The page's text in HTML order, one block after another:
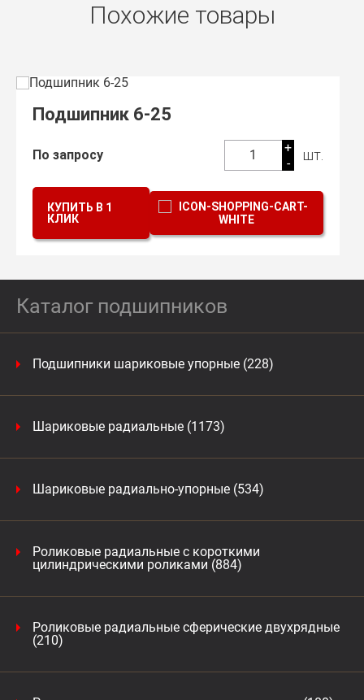
Каталог подшипников
Подшипники шариковые упорные (228)
Шариковые радиальные (1173)
Шариковые радиально-упорные (534)
Роликовые радиальные с короткими
цилиндрическими роликами (884)
Роликовые радиальные сферические двухрядные
(210)
Похожие товары
Подшипник 6-25
По запросу 1
+
-
шт.
КУПИТЬ В 1
КЛИК